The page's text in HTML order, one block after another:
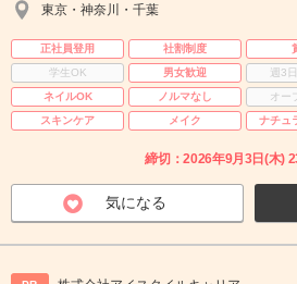
東京・神奈川・千葉
正社員登用 社割制度
学生OK
男女歓迎 週3
ネイルOK
ノルマなし オー
スキンケア
メイク ナチュ
締切：2026年9月3日(木)
気になる